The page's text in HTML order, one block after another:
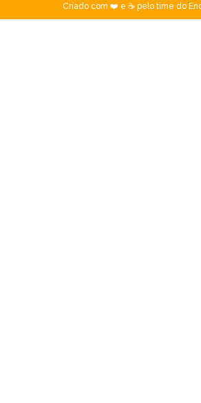
Criado com ❤️ e ☕ pelo time do